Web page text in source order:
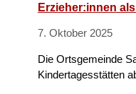
Erzieher:innen
7. Oktober 2025
Die Ortsgemeinde
Kindertagesstätten